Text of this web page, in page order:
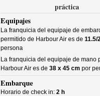
práctica
Equipajes
La franquicia del equipaje de
permitido de Harbour Air es de 11.5/
persona
La franquicia del equipaje de mano
Harbour Air es de 38 x 45 cm por
Embarque
Horario de check in: 2 h